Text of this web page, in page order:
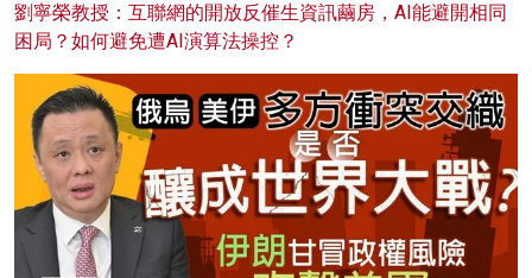
劉寧榮教授：互聯網的開放反催生資訊繭房，AI能避開相同
困局？如何避免遭AI演算法操控？